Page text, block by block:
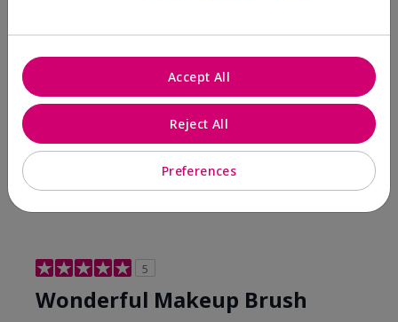
Sí, recomendaría a un amigo
¿Le ha resultado útil esta
5
Wonderful Makeup Brush
Preferences
Reject All
Accept All